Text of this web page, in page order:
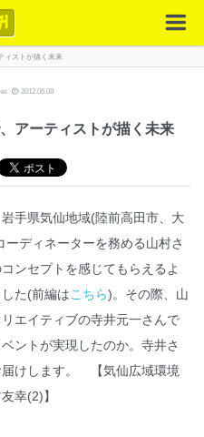
ィストが描く未来
2012.06.08
アーティストが描く未来
手県気仙地域(陸前高田市、大
ディネーターを務める山村さ
ンセプトを感じてもらえるよ
た(前編はこちら)。その際、山
エイティブの寺井元一さんで
ントが実現したのか。寺井さ
届けします。 【気仙広域環境
幸(2)】